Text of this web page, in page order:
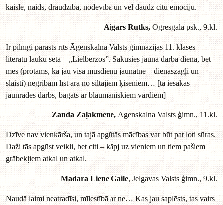
kaisle, naids, draudzība, nodevība un vēl daudz citu emociju.
Aigars Rutks,Ogresgala psk., 9.kl.
Ir pilnīgi parasts rīts Āgenskalna Valsts ģimnāzijas 11. klases
literātu lauku sētā – „Lielbērzos”. Sākusies jauna darba diena, bet
mēs (protams, kā jau visa mūsdienu jaunatne – dienaszagļi un
slaisti) negribam līst ārā no siltajiem ķiseniem… [tā iesākas
jaunrades darbs, bagāts ar blaumaniskiem vārdiem]
Zanda Zaļakmene, Āgenskalna Valsts ģimn., 11.kl.
Dzīve nav vienkārša, un tajā apgūtās mācības var būt pat ļoti sūras.
Daži tās apgūst veikli, bet citi – kāpj uz vieniem un tiem pašiem
grābekļiem atkal un atkal.
Madara Liene Gaile, Jelgavas Valsts ģimn., 9.kl.
Naudā laimi neatradīsi, mīlestībā ar ne… Kas jau saplēsts, tas vairs